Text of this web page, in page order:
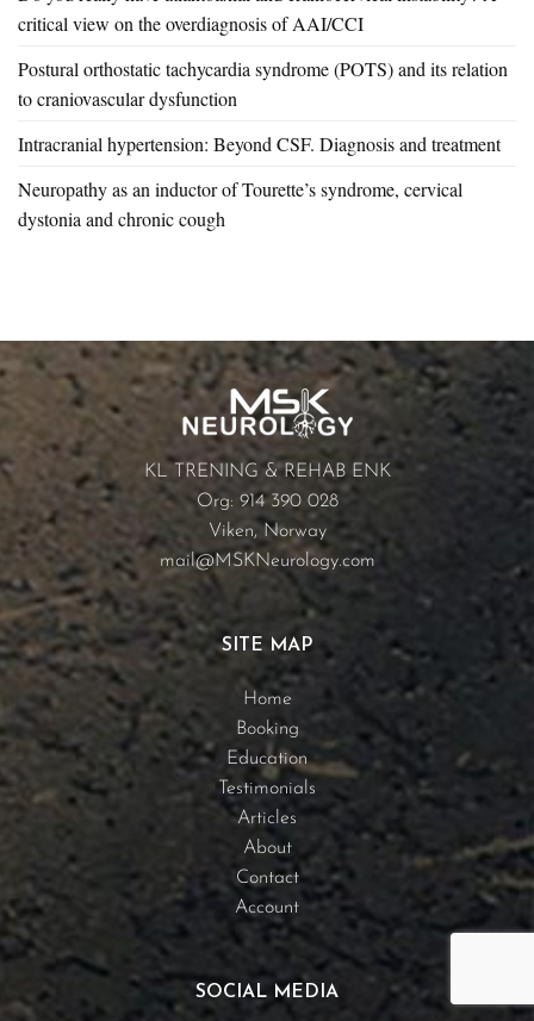
critical view on the overdiagnosis of AAI/CCI
Postural orthostatic tachycardia syndrome (POTS) and its relation
to craniovascular dysfunction
Intracranial hypertension: Beyond CSF. Diagnosis and treatment
Neuropathy as an inductor of Tourette’s syndrome, cervical
dystonia and chronic cough
KL TRENING & REHAB ENK
Org: 914 390 028
Viken, Norway
mail@MSKNeurology.com
SITE MAP
Home
Booking
Education
Testimonials
Articles
About
Contact
Account
SOCIAL MEDIA